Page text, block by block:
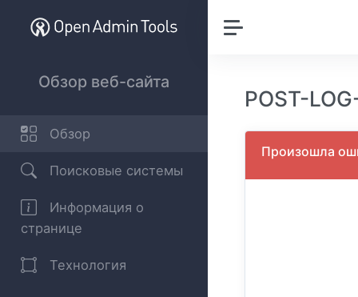
Обзор веб-сайта
Обзор
Поисковые системы
Информация о
странице
Технология
POST-
Произошла